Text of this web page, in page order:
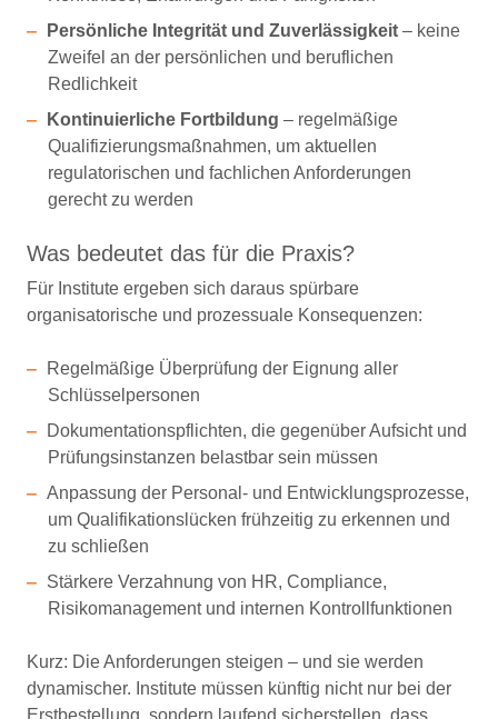
Persönliche Integrität und Zuverlässigkeit– keine
Zweifel an der persönlichen und beruflichen
Redlichkeit
Kontinuierliche Fortbildung – regelmäßige
Qualifizierungsmaßnahmen, um aktuellen
regulatorischen und fachlichen Anforderungen
gerecht zu werden
Was bedeutet das für die Praxis?
Für Institute ergeben sich daraus spürbare
organisatorische und prozessuale Konsequenzen:
Regelmäßige Überprüfung der Eignung aller
Schlüsselpersonen
Dokumentationspflichten, die gegenüber Aufsicht und
Prüfungsinstanzen belastbar sein müssen
Anpassung der Personal- und Entwicklungsprozesse,
um Qualifikationslücken frühzeitig zu erkennen und
zu schließen
Stärkere Verzahnung von HR, Compliance,
Risikomanagement und internen Kontrollfunktionen
Kurz: Die Anforderungen steigen – und sie werden
dynamischer. Institute müssen künftig nicht nur bei der
Erstbestellung, sondern laufend sicherstellen, dass